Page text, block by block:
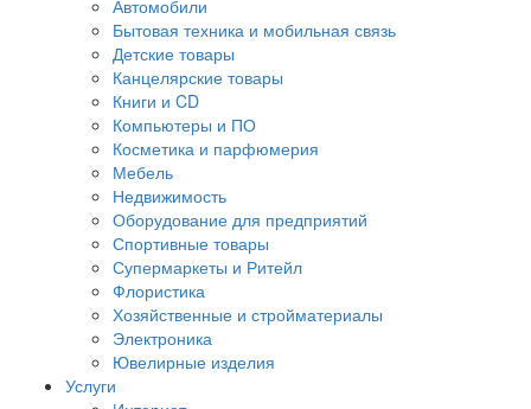
Автомобили
Бытовая техника и мобильная связь
Детские товары
Канцелярские товары
Книги и CD
Компьютеры и ПО
Косметика и парфюмерия
Мебель
Недвижимость
Оборудование для предприятий
Спортивные товары
Супермаркеты и Ритейл
Флористика
Хозяйственные и стройматериалы
Электроника
Ювелирные изделия
Услуги